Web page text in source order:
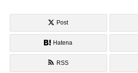
Post
Hatena
RSS